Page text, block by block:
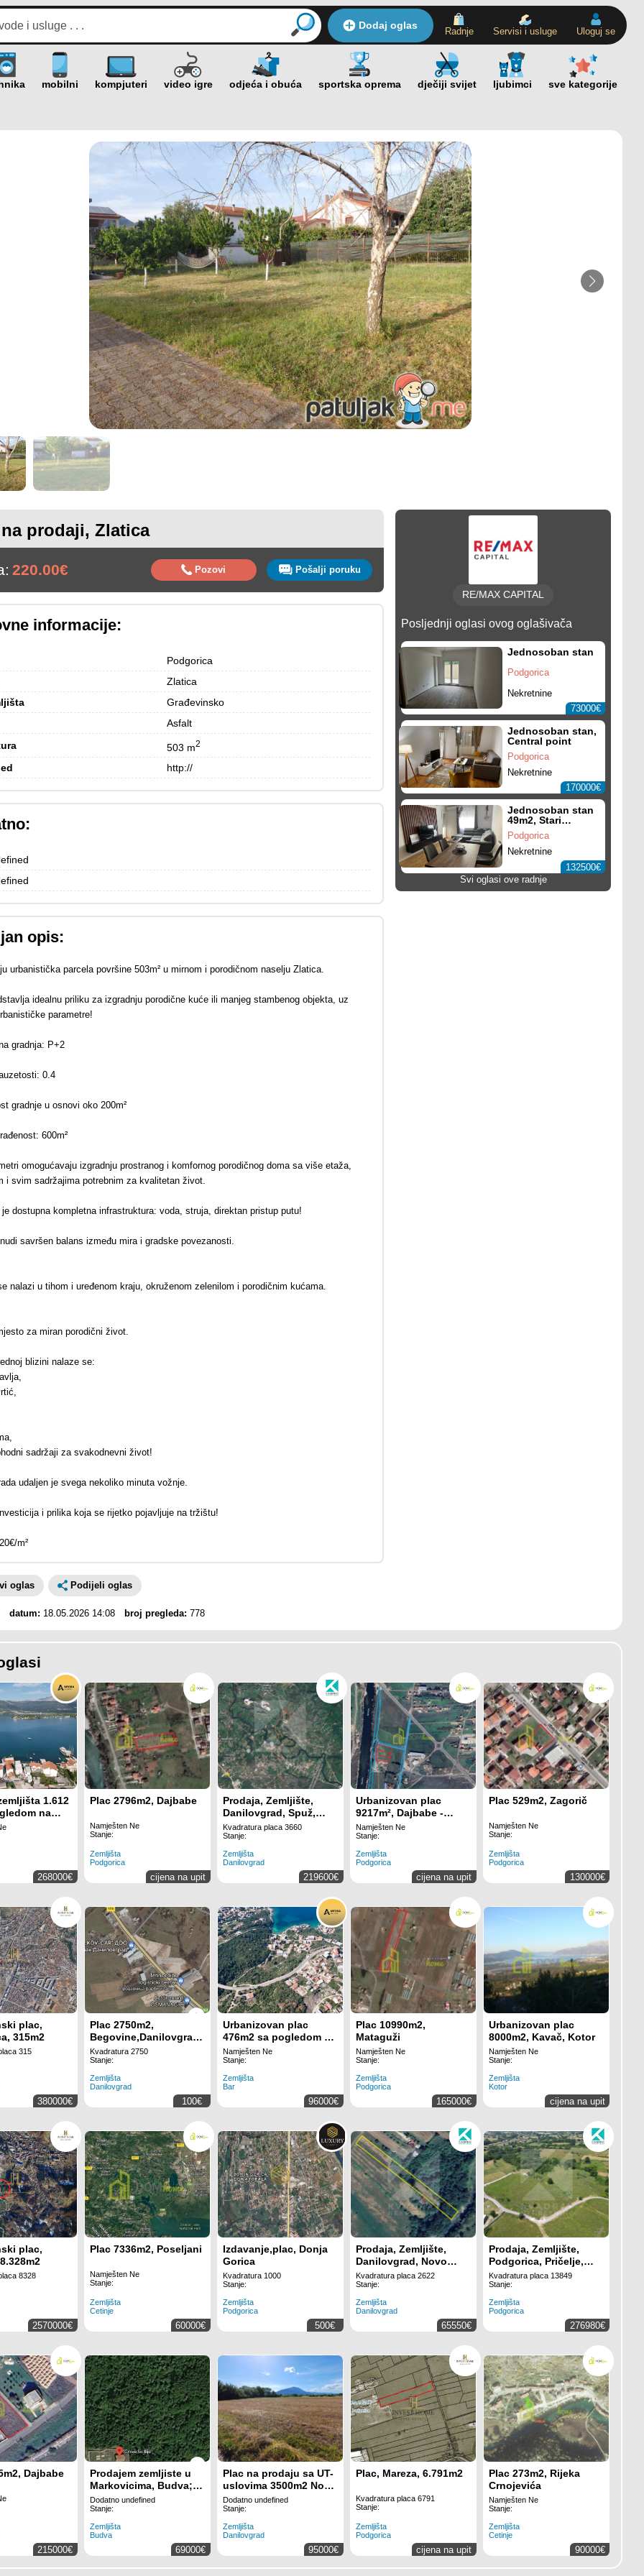
Dodaj oglas
Radnje Servisi i usluge Uloguj se
prodaji, Zlatica
220.00€ Pozovi Pošalji poruku
informacije:
Podgorica
Zlatica
Građevinsko
Asfalt
503 m2
http://
opis:
urbanistička parcela površine 503m² u mirnom i porodičnom naselju Zlatica.
idealnu priliku za izgradnju porodične kuće ili manjeg stambenog objekta, uz
parametre!
gradnja: P+2
0.4
gradnje u osnovi oko 200m²
600m²
omogućavaju izgradnju prostranog i komfornog porodičnog doma sa više etaža,
i svim sadržajima potrebnim za kvalitetan život.
je dostupna kompletna infrastruktura: voda, struja, direktan pristup putu!
savršen balans između mira i gradske povezanosti.
nalazi u tihom i uređenom kraju, okruženom zelenilom i porodičnim kućama.
za miran porodični život.
blizini nalaze se:
sadržaji za svakodnevni život!
udaljen je svega nekoliko minuta vožnje.
i prilika koja se rijetko pojavljuje na tržištu!
m²
oglas Podijeli oglas
RE/MAX CAPITAL
Posljednji oglasi ovog oglašivača
Jednosoban stan
Podgorica
Nekretnine
73000€
Jednosoban stan,
Central point
Podgorica
Nekretnine
170000€
Jednosoban stan
49m2, Stari
Aerodrom
Podgorica
Nekretnine
132500€
Svi oglasi ove radnje
datum: 18.05.2026 14:08 broj pregleda: 778
1.612
na
od obale –
Tivat
268000€
Plac 2796m2, Dajbabe
Namješten Ne
Stanje:
Zemljišta
Podgorica
cijena na upit
Prodaja, Zemljište,
Danilovgrad, Spuž,
3660m2
Kvadratura placa 3660
Stanje:
Zemljišta
Danilovgrad
219600€
Urbanizovan plac
9217m², Dajbabe -
Prodaja
Namješten Ne
Stanje:
Zemljišta
Podgorica
cijena na upit
Plac 529m2, Zagorič
Namješten Ne
Stanje:
Zemljišta
Podgorica
130000€
plac,
315m2
315
380000€
Plac 2750m2,
Begovine,Danilovgrad,novi
bulevar
Kvadratura 2750
Stanje:
Zemljišta
Danilovgrad
100€
Urbanizovan plac
476m2 sa pogledom na
more-Utjeha,Bar
Namješten Ne
Stanje:
Zemljišta
Bar
96000€
Plac 10990m2,
Mataguži
Namješten Ne
Stanje:
Zemljišta
Podgorica
165000€
Urbanizovan plac
8000m2, Kavač, Kotor
Namješten Ne
Stanje:
Zemljišta
Kotor
cijena na upit
plac,
8328
2570000€
Plac 7336m2, Poseljani
Namješten Ne
Stanje:
Zemljišta
Cetinje
60000€
Izdavanje,plac, Donja
Gorica
Kvadratura 1000
Stanje:
Zemljišta
Podgorica
500€
Prodaja, Zemljište,
Danilovgrad, Novo
Selo, 2622m2
Kvadratura placa 2622
Stanje:
Zemljišta
Danilovgrad
65550€
Prodaja, Zemljište,
Podgorica, Pričelje,
13849m2
Kvadratura placa 13849
Stanje:
Zemljišta
Podgorica
276980€
Dajbabe
215000€
Prodajem zemljiste u
Markovicima, Budva;
pogled na more
Dodatno undefined
Stanje:
Zemljišta
Budva
69000€
Plac na prodaju sa UT-
uslovima 3500m2 Novo
Selo, prelijepa
lokacija,mir,tišina,raj
na zemlji.
Dodatno undefined
Stanje:
Zemljišta
Danilovgrad
95000€
Plac, Mareza, 6.791m2
Kvadratura placa 6791
Stanje:
Zemljišta
Podgorica
cijena na upit
Plac 273m2, Rijeka
Crnojevića
Namješten Ne
Stanje:
Zemljišta
Cetinje
90000€